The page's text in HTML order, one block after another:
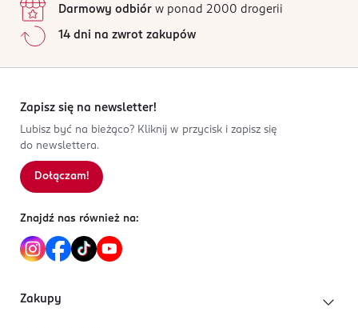
Burgwedel
product@rossmann.info
48426139700
4 305615 719214
4
0%
2
1
0%
Sortowanie wg
Darmowy odbiór w ponad 2000 drogerii
14 dni na zwrot zakupów
Zapisz się na newsletter!
Lubisz być na bieżąco? Kliknij w przycisk i zapisz się
do newslettera.
Dołączam!
Znajdź nas również na:
Zakupy